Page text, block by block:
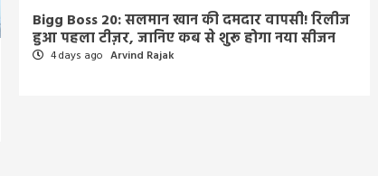
Bigg Boss 20: सलमान खान की दमदार वापसी! रिलीज
हुआ पहला टीज़र, जानिए कब से शुरू होगा नया सीजन
4 days ago Arvind Rajak